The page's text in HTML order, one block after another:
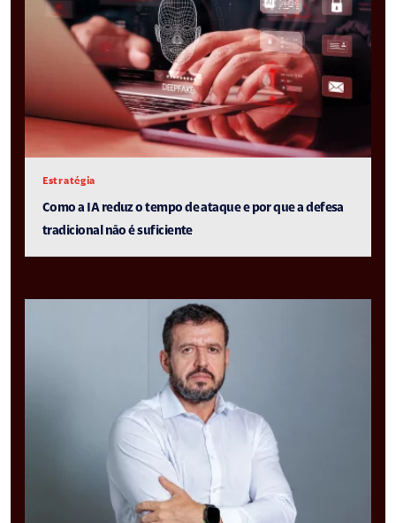
Estratégia
Como a IA reduz o tempo de ataque e por que a defesa
tradicional não é suficiente